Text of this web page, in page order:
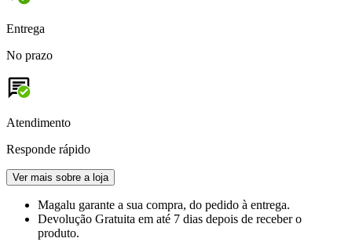
Entrega
No prazo
Atendimento
Responde rápido
Ver mais sobre a loja
Magalu garante a sua compra, do pedido à entrega.
Devolução Gratuita em até 7 dias depois de receber o
produto.